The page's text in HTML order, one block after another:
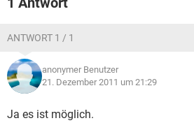
ANTWORT 1 / 1
anonymer Benutzer
21. Dezember 2011 um 21:29
Ja es ist möglich.